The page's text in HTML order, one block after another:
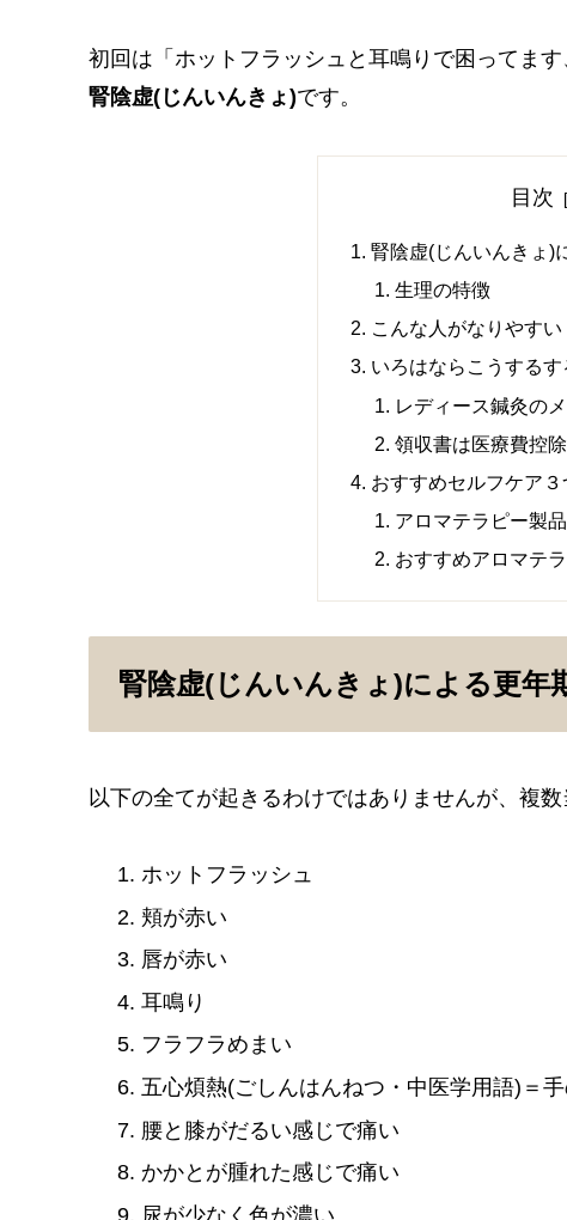
初回は「ホットフラッシュと耳鳴りで困ってま
腎陰虚(じんいんきょ)です。
目次
腎陰虚(じんいんきょ)
生理の特徴
こんな人がなりやすい
いろはならこうするす
レディース鍼灸の
領収書は医療費控
おすすめセルフケア３
アロマテラピー製
おすすめアロマテ
腎陰虚(じんいんきょ)による更年
以下の全てが起きるわけではありませんが、複数
ホットフラッシュ
頬が赤い
唇が赤い
耳鳴り
フラフラめまい
五心煩熱(ごしんはんねつ・中医学用語)＝
腰と膝がだるい感じで痛い
かかとが腫れた感じで痛い
尿が少なく色が濃い